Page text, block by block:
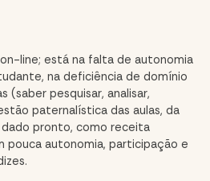
line; está na falta de autonomia
na deficiência de domínio
(saber pesquisar, analisar,
paternalística das aulas, da
dado pronto, como receita
pouca autonomia, participação e